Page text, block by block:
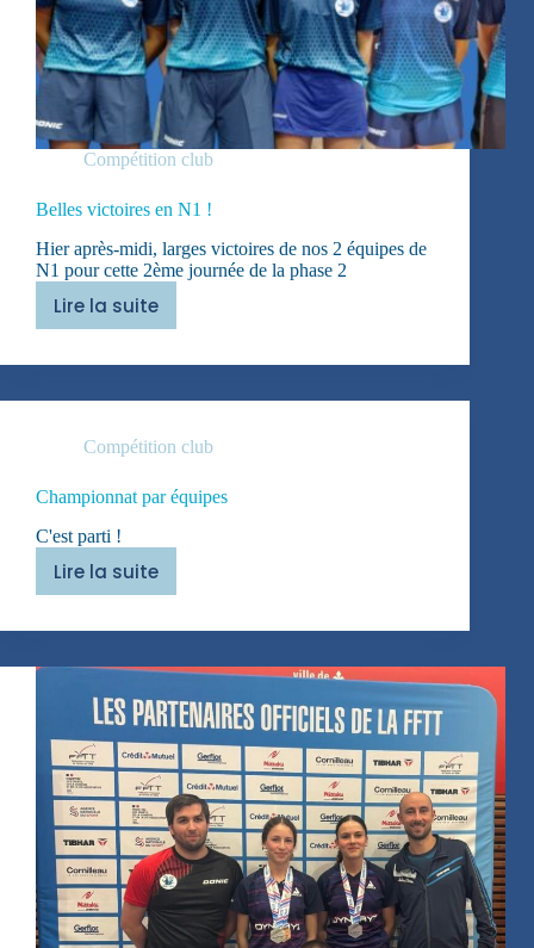
Compétition club
Belles victoires en N1 !
Hier après-midi, larges victoires de nos 2 équipes de
N1 pour cette 2ème journée de la phase 2
Lire la suite
Belles
en
N1
Compétition club
Championnat par équipes
C'est parti !
Lire la suiteChampionnat
équipes